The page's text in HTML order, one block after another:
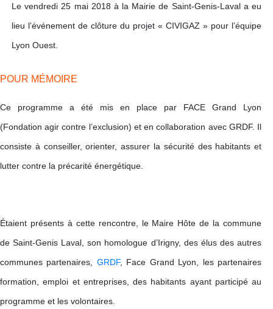
Le vendredi 25 mai 2018 à la Mairie de Saint-Genis-Laval a eu
lieu l’événement de clôture du projet « CIVIGAZ » pour l’équipe
Lyon Ouest.
POUR MÉMOIRE
Ce programme a été mis en place par FACE Grand Lyon
(Fondation agir contre l’exclusion) et en collaboration avec GRDF. Il
consiste à conseiller, orienter, assurer la sécurité des habitants et
lutter contre la précarité énergétique.
Étaient présents à cette rencontre, le Maire Hôte de la commune
de Saint-Genis Laval, son homologue d’Irigny, des élus des autres
communes partenaires, GRDF, Face Grand Lyon, les partenaires
formation, emploi et entreprises, des habitants ayant participé au
programme et les volontaires.